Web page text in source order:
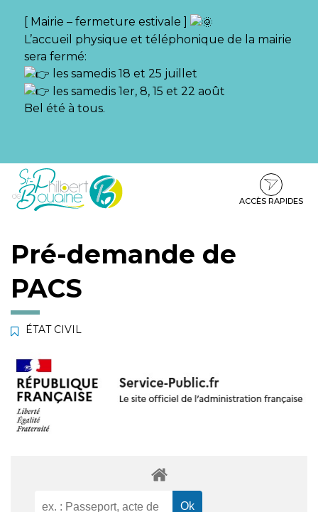
[ Mairie – fermeture estivale ]
L’accueil physique et téléphonique de la mairie
sera fermé:
les samedis 18 et 25 juillet
les samedis 1er, 8, 15 et 22 août
Bel été à tous.
Aller
Aller
contenu
Aller
pied
ACCÈS RAPIDES
Pré-demande de
PACS
ÉTAT CIVIL